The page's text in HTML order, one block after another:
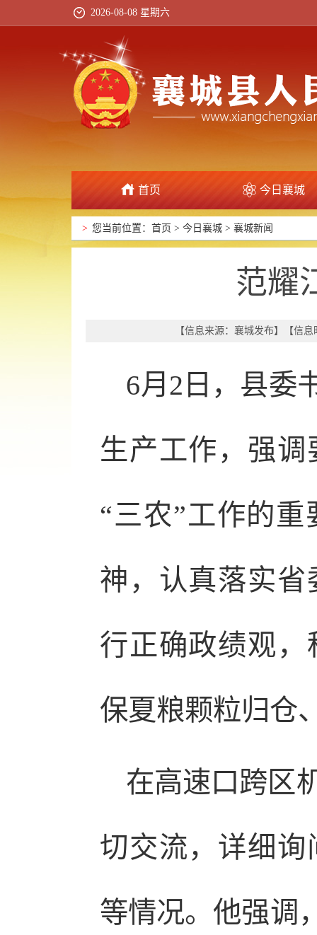
2026-08-08 星期六
首页 今日襄城
政府信息公开
> 您当前位置： 首页 > 今日襄城 > 襄城新闻
范耀
【信息来源： 襄城发布】 【信
6月2日，县委
生产工作，强
“三农”工作的
神，认真落实
行正确政绩观
保夏粮颗粒归仓
在高速口跨区
切交流，详细
等情况。他强调